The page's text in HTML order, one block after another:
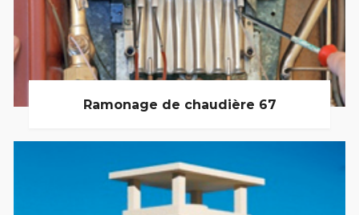
Ramonage de chaudière 67